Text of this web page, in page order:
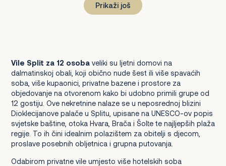
Prikaži još
Vile Split za 12 osobaveliki su ljetni domovi na
dalmatinskoj obali, koji obično nude šest ili više spavaćih
soba, više kupaonici, privatne bazene i prostore za
objedovanje na otvorenom kako bi udobno primili grupe od
12 gostiju. Ove nekretnine nalaze se u neposrednoj blizini
Dioklecijanove palače u Splitu, upisane na UNESCO-ov popis
svjetske baštine, otoka Hvara, Brača i Šolte te najljepših plaža
regije. To ih čini idealnim polazištem za obitelji s djecom,
proslave posebnih obljetnica i grupna putovanja.
Odabirom privatne vile umjesto više hotelskih soba